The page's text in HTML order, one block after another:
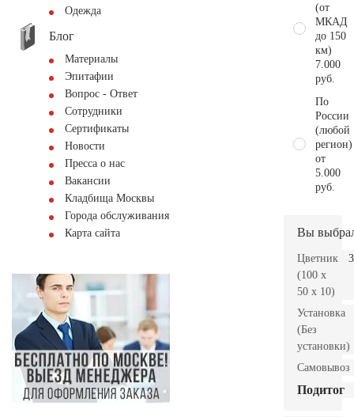
Одежда
Блог
Материалы
Эпитафии
Вопрос - Ответ
Сотрудники
Сертификаты
Новости
Пресса о нас
Вакансии
Кладбища Москвы
Города обслуживания
Карта сайта
(от
МКАД
до 150
км)
7.000
руб.
По
России
(любой
регион)
от
5.000
руб.
Вы
Цветник
(100 x
50 x 10)
Установка
(Без
установки)
Самовывоз
Подитог